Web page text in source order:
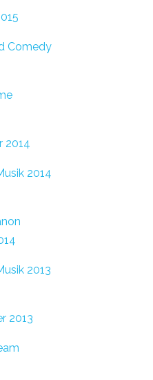
Comedy
2014
2014
2013
2013